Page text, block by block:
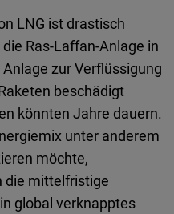
LNG ist drastisch
Ras-Laffan-Anlage in
zur Verflüssigung
beschädigt
könnten Jahre dauern.
unter anderem
möchte,
die mittelfristige
global verknapptes